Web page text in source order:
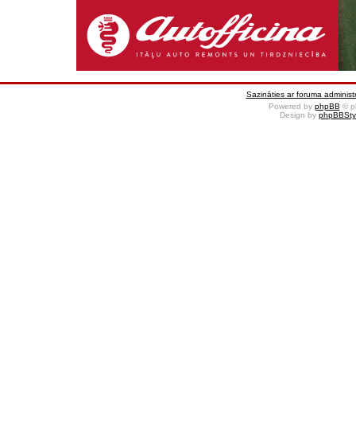
Sazināties ar foruma
Powered by phpBB ©
Design by